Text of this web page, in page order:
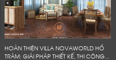
HOÀN THIỆN VILLA NOVAWORLD HỒ
TRÀM: GIẢI PHÁP THIẾT KẾ, THI CÔNG...